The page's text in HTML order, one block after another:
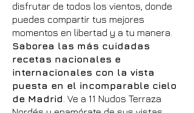
disfrutar de todos los vientos, donde
puedes compartir tus mejores
momentos en libertad y a tu manera.
Saborea las más cuidadas
recetas nacionales e
internacionales con la vista
puesta en el incomparable cielo
de Madrid . Ve a 11 Nudos Terraza